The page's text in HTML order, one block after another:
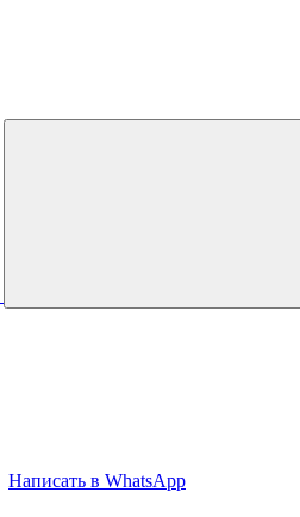
Написать в WhatsApp